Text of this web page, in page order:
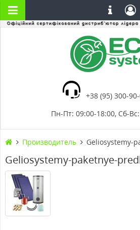
+38 (95) 300-
Пн-Пт: 09:00-18:00, Сб-
Производитель Geliosystemy-
Geliosystemy-paketnye-